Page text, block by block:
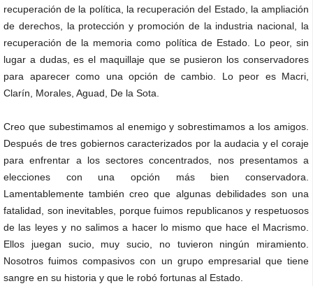
recuperación de la política, la recuperación del Estado, la ampliación
de derechos, la protección y promoción de la industria nacional, la
recuperación de la memoria como política de Estado. Lo peor, sin
lugar a dudas, es el maquillaje que se pusieron los conservadores
para aparecer como una opción de cambio. Lo peor es Macri,
Clarín, Morales, Aguad, De la Sota.
Creo que subestimamos al enemigo y sobrestimamos a los amigos.
Después de tres gobiernos caracterizados por la audacia y el coraje
para enfrentar a los sectores concentrados, nos presentamos a
elecciones con una opción más bien conservadora.
Lamentablemente también creo que algunas debilidades son una
fatalidad, son inevitables, porque fuimos republicanos y respetuosos
de las leyes y no salimos a hacer lo mismo que hace el Macrismo.
Ellos juegan sucio, muy sucio, no tuvieron ningún miramiento.
Nosotros fuimos compasivos con un grupo empresarial que tiene
sangre en su historia y que le robó fortunas al Estado.